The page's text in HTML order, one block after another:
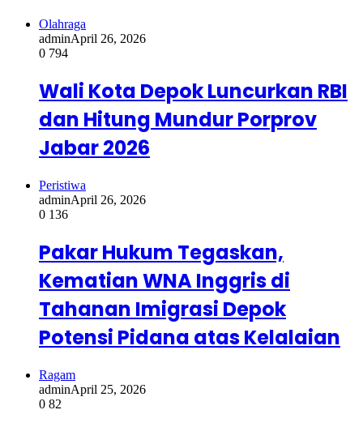
Olahraga
adminApril 26, 2026
0 794
Wali Kota Depok Luncurkan RBI
dan Hitung Mundur Porprov
Jabar 2026
Peristiwa
adminApril 26, 2026
0 136
Pakar Hukum Tegaskan,
Kematian WNA Inggris di
Tahanan Imigrasi Depok
Potensi Pidana atas Kelalaian
Ragam
adminApril 25, 2026
0 82